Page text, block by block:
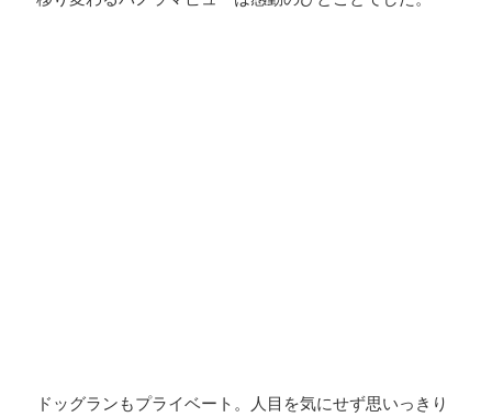
ドッグランもプライベート。人目を気にせず思いっきり